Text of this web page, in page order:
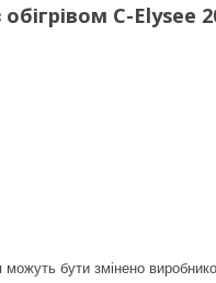
C-Elysee
можуть бути змінено